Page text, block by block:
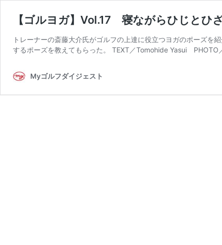
【ゴルヨガ】Vol.17 寝ながらひじとひ
トレーナーの斎藤大介氏がゴルフの上達に役立つヨガのポーズを
するポーズを教えてもらった。 TEXT／Tomohide Yasui
Myゴルフダイジェスト